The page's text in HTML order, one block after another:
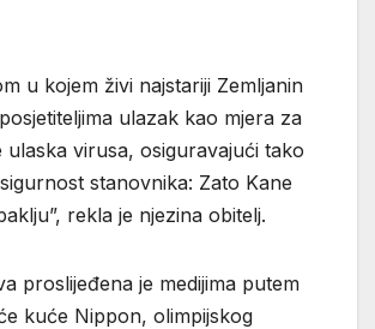
u kojem živi najstariji Zemljanin
ulazak kao mjera za
ulaska virusa, osiguravajući tako
stanovnika: Zato Kane
rekla je njezina obitelj.
proslijeđena je medijima putem
kuće Nippon, olimpijskog